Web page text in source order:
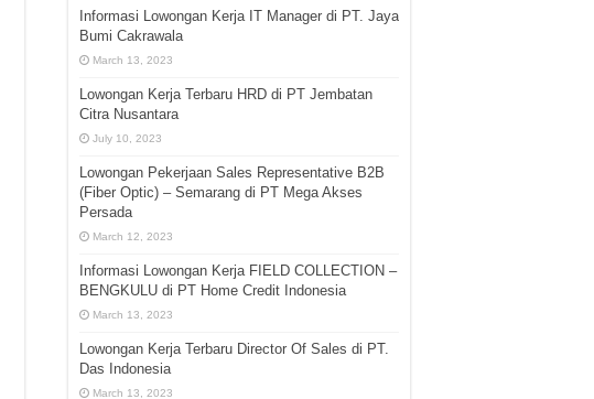
Informasi Lowongan Kerja IT Manager di PT. Jaya
Bumi Cakrawala
March 13, 2023
Lowongan Kerja Terbaru HRD di PT Jembatan
Citra Nusantara
July 10, 2023
Lowongan Pekerjaan Sales Representative B2B
(Fiber Optic) – Semarang di PT Mega Akses
Persada
March 12, 2023
Informasi Lowongan Kerja FIELD COLLECTION –
BENGKULU di PT Home Credit Indonesia
March 13, 2023
Lowongan Kerja Terbaru Director Of Sales di PT.
Das Indonesia
March 13, 2023